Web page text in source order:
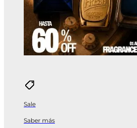
Sale
Saber más